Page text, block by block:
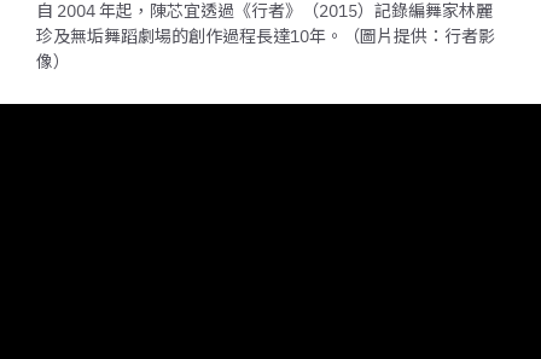
自 2004 年起，陳芯宜透過《行者》（2015）記錄編舞家林麗
珍及無垢舞蹈劇場的創作過程長達10年。（圖片提供：行者影
像）